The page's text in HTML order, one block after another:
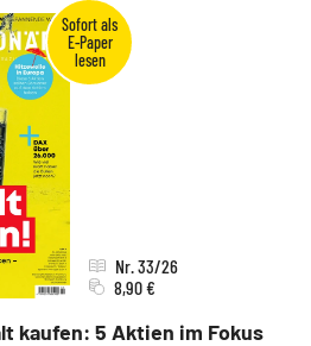
kaufen: 5 Aktien im Fokus
Nr. 33/26
8,90 €